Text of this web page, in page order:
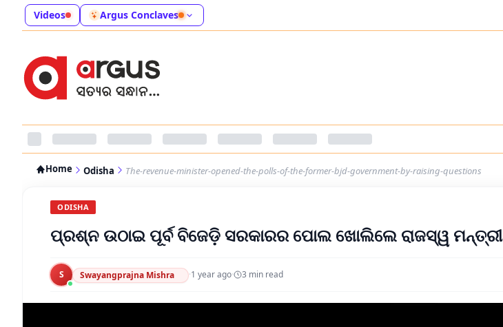
Videos Argus Conclaves
Home Odisha The-revenue-minister-opened-the-polls-of-the-former-bjd-government-by-raising-questions
ODISHA
ପ୍ରଶ୍ନ ଉଠାଇ ପୂର୍ବ ବିଜେଡ଼ି ସରକାରର ପୋଲ ଖୋଲିଲେ ରାଜସ୍ୱ ମନ୍ତ୍ରୀ
S Swayangprajna Mishra ·1 year ago· 3 min read